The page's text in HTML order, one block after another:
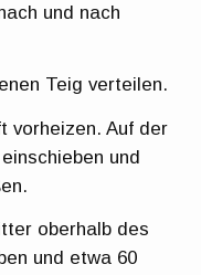
und nach
Teig verteilen.
vorheizen. Auf der
und
oberhalb des
und etwa 60